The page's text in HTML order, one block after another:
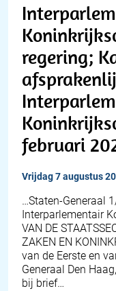
regering;
februari
vrijdag 7 augustus
…Staten-Generaal
Interparlementair
VAN DE
ZAKEN EN
van de Eerste en
Generaal Den
bij brief…